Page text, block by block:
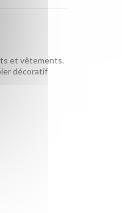
et vêtements.
décoratif